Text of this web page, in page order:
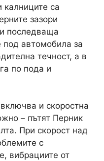
калниците са
зазори
последваща
под автомобила за
течност, а в
по пода и
и скоростна
– пътят Перник
При скорост над
с
вибрациите от